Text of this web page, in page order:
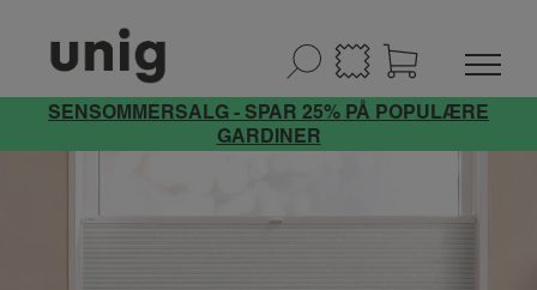
SENSOMMERSALG - SPAR 25% PÅ POPULÆRE
GARDINER